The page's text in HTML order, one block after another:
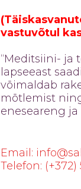
vastuvõtul
“Meditsiini- ja
lapseeast
võimaldab
mõtlemist
eneseareng ja
Email:
Telefon: (+372)